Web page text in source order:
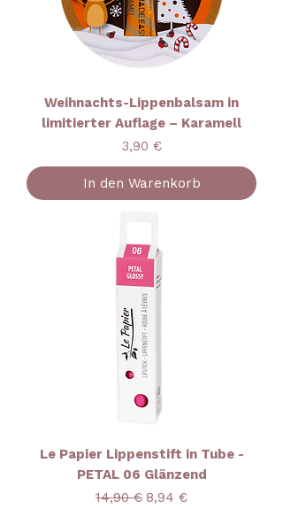
Weihnachts-Lippenbalsam in
limitierter Auflage – Karamell
Preis
3,90 €
In den Warenkorb
Le Papier Lippenstift in Tube -
PETAL 06 Glänzend
Standardpreis
14,90 € Sale-Preis
8,94 €